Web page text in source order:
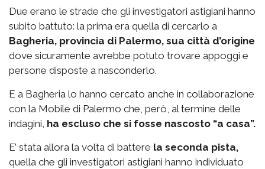
Due erano le strade che gli investigatori astigiani hanno
subito battuto: la prima era quella di cercarlo a
Bagheria, provincia di Palermo, sua città d’origine
dove sicuramente avrebbe potuto trovare appoggi e
persone disposte a nasconderlo.
E a Bagheria lo hanno cercato anche in collaborazione
con la Mobile di Palermo che, però, al termine delle
indagini, ha escluso che si fosse nascosto “a casa”.
E’ stata allora la volta di battere la seconda pista,
quella che gli investigatori astigiani hanno individuato